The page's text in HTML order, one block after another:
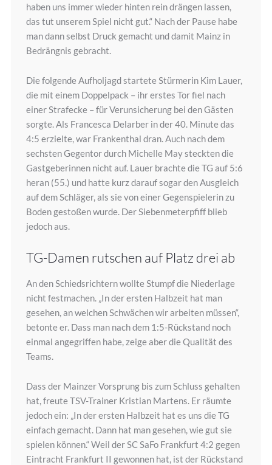
haben uns immer wieder hinten rein drängen lassen,
das tut unserem Spiel nicht gut.“ Nach der Pause habe
man dann selbst Druck gemacht und damit Mainz in
Bedrängnis gebracht.
Die folgende Aufholjagd startete Stürmerin Kim Lauer,
die mit einem Doppelpack – ihr erstes Tor fiel nach
einer Strafecke – für Verunsicherung bei den Gästen
sorgte. Als Francesca Delarber in der 40. Minute das
4:5 erzielte, war Frankenthal dran. Auch nach dem
sechsten Gegentor durch Michelle May steckten die
Gastgeberinnen nicht auf. Lauer brachte die TG auf 5:6
heran (55.) und hatte kurz darauf sogar den Ausgleich
auf dem Schläger, als sie von einer Gegenspielerin zu
Boden gestoßen wurde. Der Siebenmeterpfiff blieb
jedoch aus.
TG-Damen rutschen auf Platz drei ab
An den Schiedsrichtern wollte Stumpf die Niederlage
nicht festmachen. „In der ersten Halbzeit hat man
gesehen, an welchen Schwächen wir arbeiten müssen“,
betonte er. Dass man nach dem 1:5-Rückstand noch
einmal angegriffen habe, zeige aber die Qualität des
Teams.
Dass der Mainzer Vorsprung bis zum Schluss gehalten
hat, freute TSV-Trainer Kristian Martens. Er räumte
jedoch ein: „In der ersten Halbzeit hat es uns die TG
einfach gemacht. Dann hat man gesehen, wie gut sie
spielen können.“ Weil der SC SaFo Frankfurt 4:2 gegen
Eintracht Frankfurt II gewonnen hat, ist der Rückstand